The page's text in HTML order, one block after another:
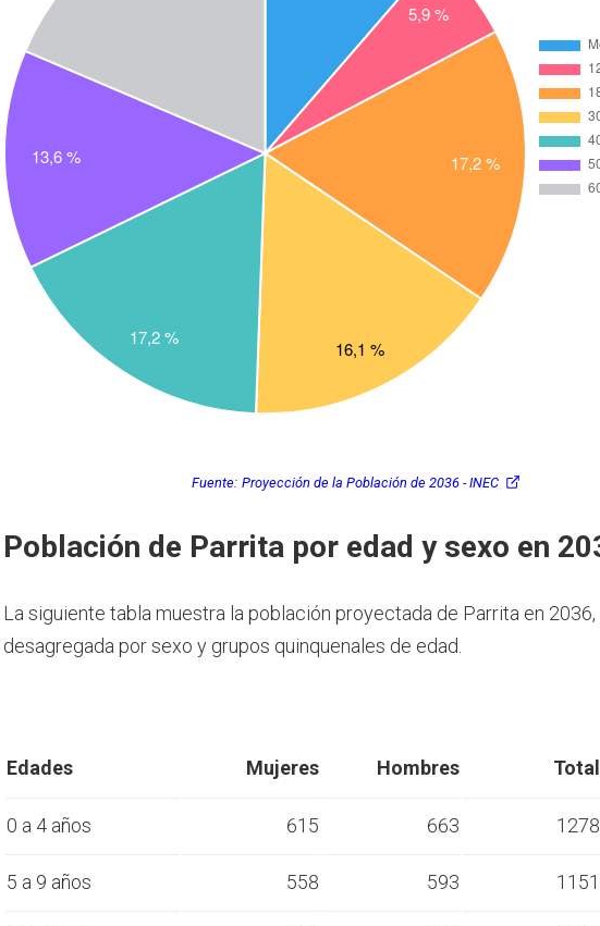
Fuente: Proyección de la Población de 2036 - INEC
Población de Parrita por edad y sexo en
La siguiente tabla muestra la población proyectada de Parrita en 2036,
desagregada por sexo y grupos quinquenales de edad.
Edades Mujeres Hombres Total
0 a 4 años 615 663 1278
5 a 9 años 558 593 1151